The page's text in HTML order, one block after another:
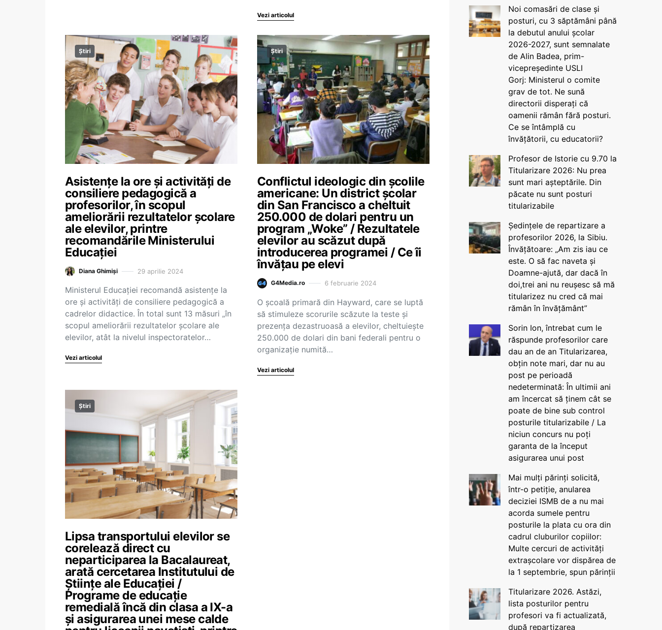
Vezi articolul
Știri
Asistențe la ore și activități de
consiliere pedagogică a
profesorilor, în scopul
ameliorării rezultatelor școlare
ale elevilor, printre
recomandările Ministerului
Educației
Diana Ghimiși 29 aprilie 2024
Ministerul Educației recomandă asistențe la
ore şi activităţi de consiliere pedagogică a
cadrelor didactice. În total sunt 13 măsuri „în
scopul ameliorării rezultatelor școlare ale
elevilor, atât la nivelul inspectoratelor…
Vezi articolul
Știri
Conflictul ideologic din școlile
americane: Un district școlar
din San Francisco a cheltuit
250.000 de dolari pentru un
program „Woke” / Rezultatele
elevilor au scăzut după
introducerea programei / Ce îi
învățau pe elevi
G4Media.ro 6 februarie 2024
O școală primară din Hayward, care se luptă
să stimuleze scorurile scăzute la teste și
prezența dezastruoasă a elevilor, cheltuiește
250.000 de dolari din bani federali pentru o
organizație numită…
Vezi articolul
Știri
Lipsa transportului elevilor se
corelează direct cu
neparticiparea la Bacalaureat,
arată cercetarea Institutului de
Științe ale Educației /
Programe de educație
remedială încă din clasa a IX-a
și asigurarea unei mese calde
Noi comasări de clase și
posturi, cu 3 săptămâni până
la debutul anului școlar
2026-2027, sunt semnalate
de Alin Badea, prim-
vicepreședinte USLI
Gorj: Ministerul o comite
grav de tot. Ne sună
directorii disperați că
oamenii rămân fără posturi.
Ce se întâmplă cu
învățătorii, cu educatorii?
Profesor de Istorie cu 9.70 la
Titularizare 2026: Nu prea
sunt mari așteptările. Din
păcate nu sunt posturi
titularizabile
Ședințele de repartizare a
profesorilor 2026, la Sibiu.
Învățătoare: „Am zis iau ce
este. O să fac naveta și
Doamne-ajută, dar dacă în
doi,trei ani nu reușesc să mă
titularizez nu cred că mai
rămân în învățământ”
Sorin Ion, întrebat cum le
răspunde profesorilor care
dau an de an Titularizarea,
obțin note mari, dar nu au
post pe perioadă
nedeterminată: În ultimii ani
am încercat să ținem cât se
poate de bine sub control
posturile titularizabile / La
niciun concurs nu poți
garanta de la început
asigurarea unui post
Mai mulți părinți solicită,
într-o petiție, anularea
deciziei ISMB de a nu mai
acorda sumele pentru
posturile la plata cu ora din
cadrul cluburilor copiilor:
Multe cercuri de activități
extrașcolare vor dispărea de
la 1 septembrie, spun părinții
Titularizare 2026. Astăzi,
lista posturilor pentru
profesori va fi actualizată,
după repartizarea